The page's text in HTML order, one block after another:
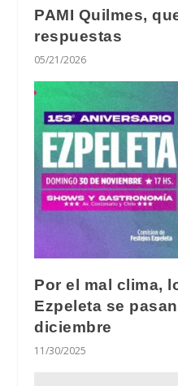
PAMI Quilmes,
respuestas
05/21/2026
Por el mal clima,
Ezpeleta se
diciembre
11/30/2025